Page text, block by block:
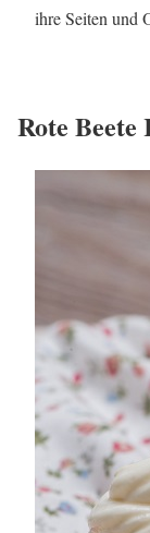
ihre Seiten und
Rote Beete